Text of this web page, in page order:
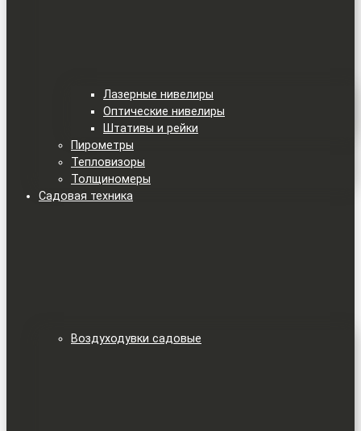
Лазерные нивелиры
Оптические нивелиры
Штативы и рейки
Пирометры
Тепловизоры
Толщиномеры
Садовая техника
Воздуходувки садовые